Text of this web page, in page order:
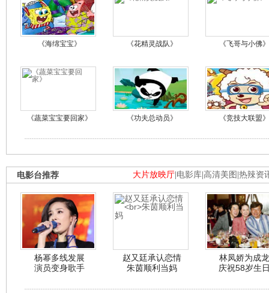
《海绵宝宝》 《花精灵战队》 《飞哥与小佛》
《蔬菜宝宝要回家》 《功夫总动员》 《竞技大联盟》
大片放映厅 电影库 高清美图 热辣资
电影台推荐
杨幂多线发展
演员变身歌手
赵又廷承认恋情
朱茵顺利当妈
林凤娇为成龙
庆祝58岁生